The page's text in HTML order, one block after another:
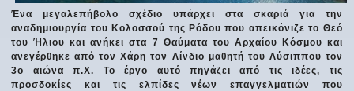
Ένα μεγαλεπήβολο σχέδιο υπάρχει στα σκαριά για την
αναδημιουργία του Κολοσσού της Ρόδου που απεικόνιζε το Θεό
του Ήλιου και ανήκει στα 7 Θαύματα του Αρχαίου Κόσμου και
ανεγέρθηκε από τον Χάρη τον Λίνδιο μαθητή του Λύσιππου τον
3ο αιώνα π.Χ. Το έργο αυτό πηγάζει από τις ιδέες, τις
προσδοκίες και τις ελπίδες νέων επαγγελματιών που